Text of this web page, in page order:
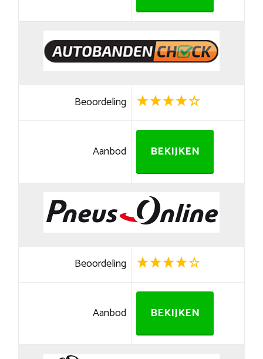
Beoordeling
Aanbod BEKIJKEN
Beoordeling
Aanbod BEKIJKEN